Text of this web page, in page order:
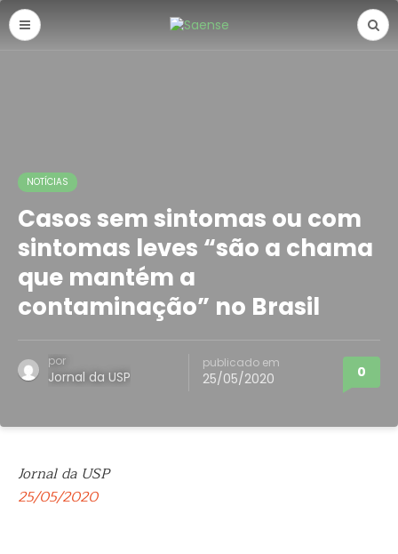
NOTÍCIAS
Casos sem sintomas ou com
sintomas leves “são a chama
que mantém a
contaminação” no Brasil
por
Jornal da USP
publicado em
25/05/2020 0
Jornal da USP
25/05/2020